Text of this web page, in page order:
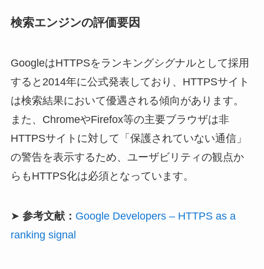
検索エンジンの評価要因
GoogleはHTTPSをランキングシグナルとして採用
すると2014年に公式発表しており、HTTPSサイト
は検索結果において優遇される傾向があります。
また、ChromeやFirefox等の主要ブラウザは非
HTTPSサイトに対して「保護されていない通信」
の警告を表示するため、ユーザビリティの観点か
らもHTTPS化は必須となっています。
➤ 参考文献： Google Developers – HTTPS as a
ranking signal